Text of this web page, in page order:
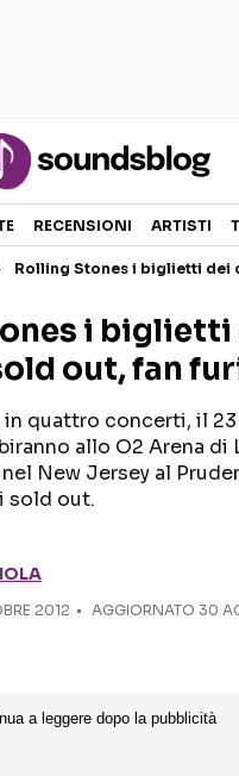
TESTI
TOUR ED
TALENT SHOW
Seguici sui social
RECENSIONI ARTISTI
Rolling Stones i biglietti dei
i biglietti
out, fan
in quattro concerti, il 23
allo O2 Arena di
nel New Jersey al
sold out.
2012
AGGIORNATO 30